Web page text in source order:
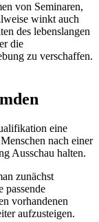
von Seminaren,
winkt auch
des lebenslangen
die
zu verschaffen.
eine
nach einer
Ausschau halten.
zunächst
passende
vorhandenen
aufzusteigen.